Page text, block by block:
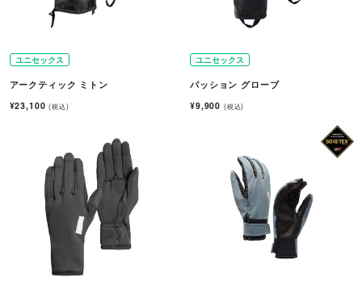
ユニセックス
アークティック ミトン
¥23,100(税込)
ユニセックス
パッション グローブ
¥9,900 (税込)